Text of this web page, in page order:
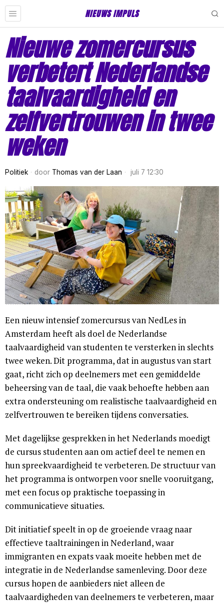
NIEUWS IMPULS
Nieuwe zomercursus
verbetert Nederlandse
taalvaardigheid en
zelfvertrouwen in twee
weken
Politiek door Thomas van der Laan juli 7 12:30
Een nieuw intensief zomercursus van NedLes in
Amsterdam heeft als doel de Nederlandse
taalvaardigheid van studenten te versterken in slechts
twee weken. Dit programma, dat in augustus van start
gaat, richt zich op deelnemers met een gemiddelde
beheersing van de taal, die vaak behoefte hebben aan
extra ondersteuning om realistische taalvaardigheid en
zelfvertrouwen te bereiken tijdens conversaties.
Met dagelijkse gesprekken in het Nederlands moedigt
de cursus studenten aan om actief deel te nemen en
hun spreekvaardigheid te verbeteren. De structuur van
het programma is ontworpen voor snelle vooruitgang,
met een focus op praktische toepassing in
communicatieve situaties.
Dit initiatief speelt in op de groeiende vraag naar
effectieve taaltrainingen in Nederland, waar
immigranten en expats vaak moeite hebben met de
integratie in de Nederlandse samenleving. Door deze
cursus hopen de aanbieders niet alleen de
taalvaardigheden van deelnemers te verbeteren, maar